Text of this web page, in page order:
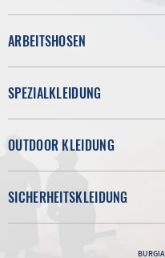
ARBEITSHOSEN
SPEZIALKLEIDUNG
OUTDOOR KLEIDUNG
SICHERHEITSKLEIDUNG
BURGIA